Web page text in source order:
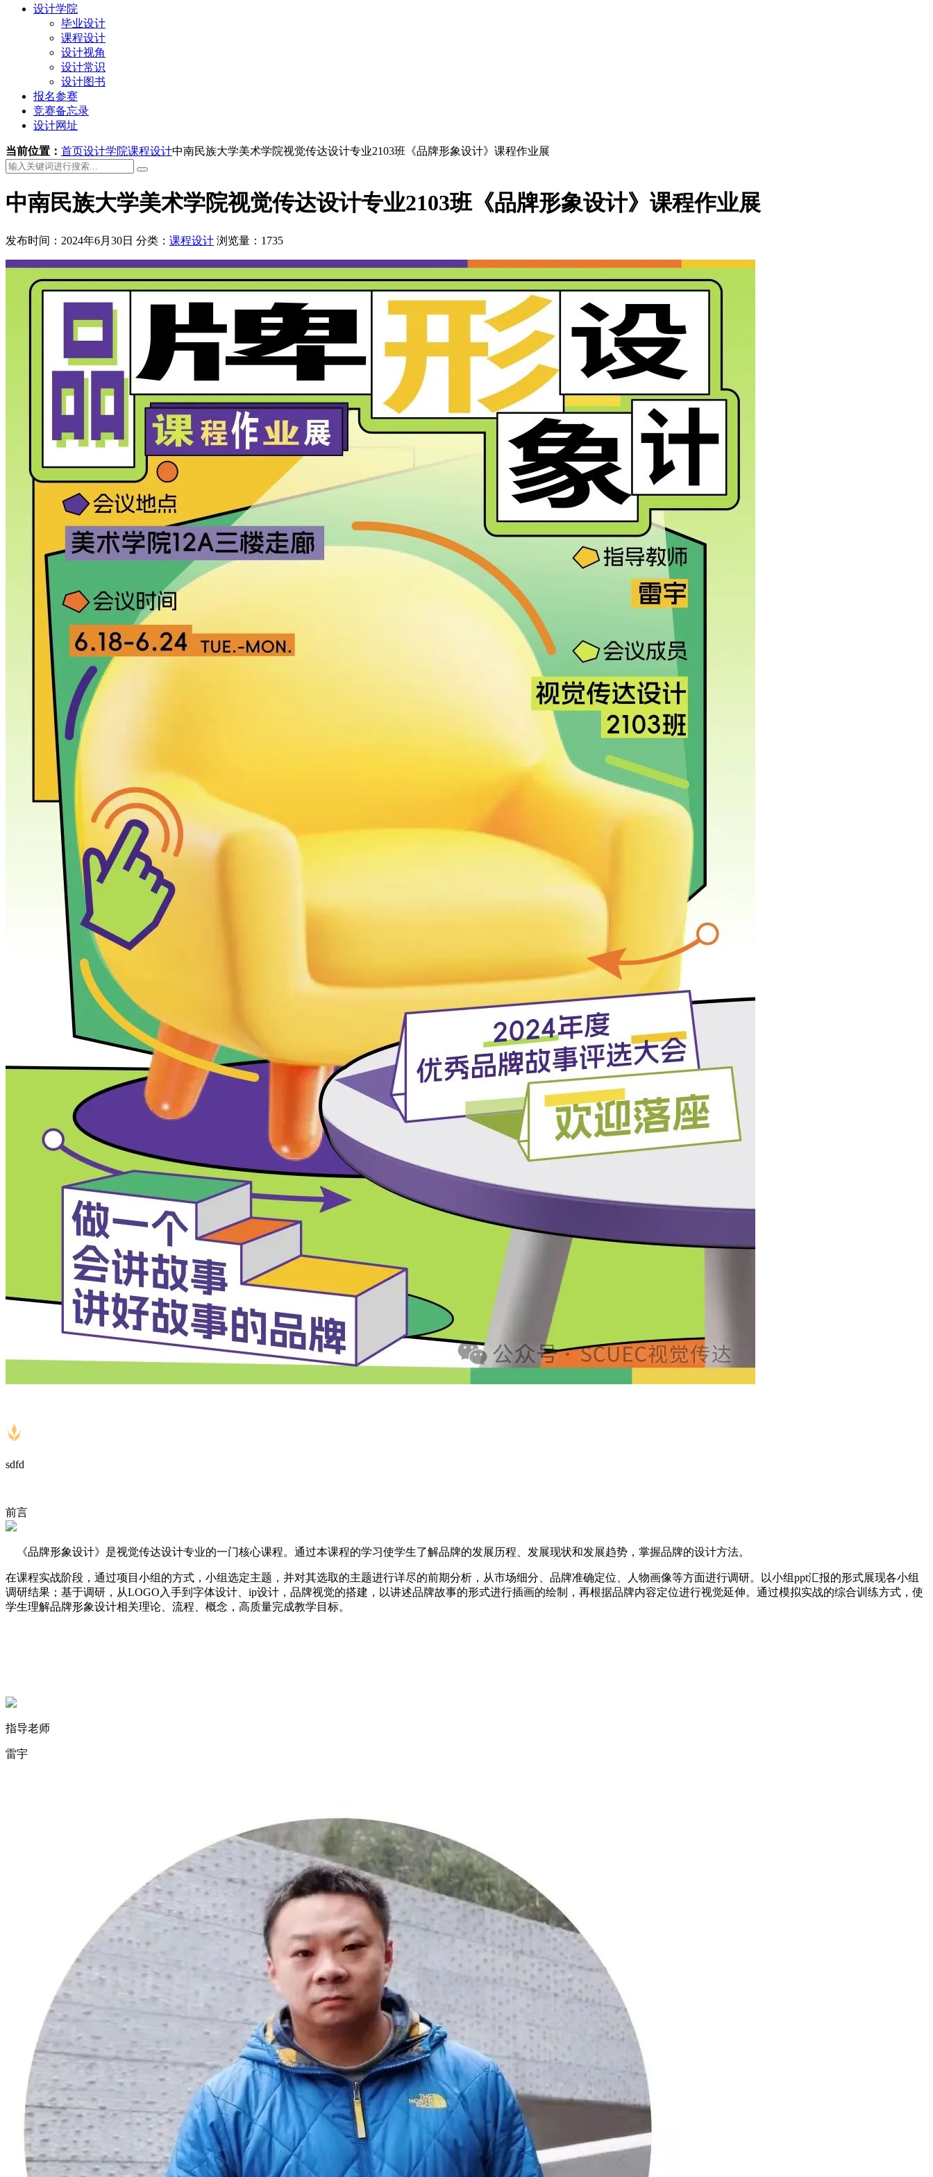
设计学院
毕业设计
课程设计
设计视角
设计常识
设计图书
报名参赛
竞赛备忘录
设计网址
当前位置： 首页设计学院课程设计中南民族大学美术学院视觉传达设计专业2103班《品牌形象设计》课程作业展
中南民族大学美术学院视觉传达设计专业2103班《品牌形象设计》课程作业展
发布时间：2024年6月30日 分类： 课程设计 浏览量：1735
sdfd
前言
《品牌形象设计》是视觉传达设计专业的一门核心课程。通过本课程的学习使学生了解品牌的发展历程、发展现状和发展趋势，掌握品牌的设计方法。
在课程实战阶段，通过项目小组的方式，小组选定主题，并对其选取的主题进行详尽的前期分析，从市场细分、品牌准确定位、人物画像等方面进行调研。以小组ppt汇报的形式展现各小组
调研结果；基于调研，从LOGO入手到字体设计、ip设计，品牌视觉的搭建，以讲述品牌故事的形式进行插画的绘制，再根据品牌内容定位进行视觉延伸。通过模拟实战的综合训练方式，使
学生理解品牌形象设计相关理论、流程、概念，高质量完成教学目标。
指导老师
雷宇